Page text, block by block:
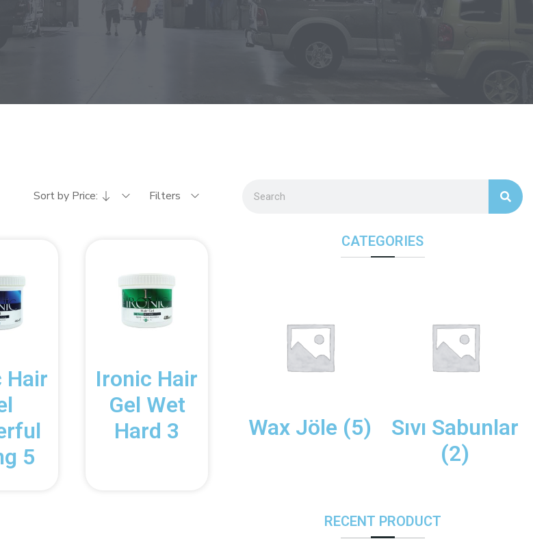
Sort by Price: Filters
Hair
5
Ironic Hair
Gel Wet
Hard 3
CATEGORIES
Wax Jöle (5)
Sıvı Sabunlar
(2)
RECENT PRODUCT